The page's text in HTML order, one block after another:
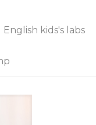
English kids's labs